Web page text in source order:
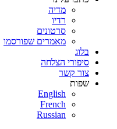
מדיה
רדיו
סרטונים
מאמרים שפורסמו
בלוג
סיפורי הצלחה
צור קשר
שפות
English
French
Russian